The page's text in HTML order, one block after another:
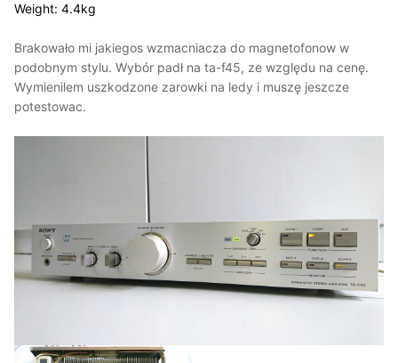
Weight: 4.4kg
Brakowało mi jakiegos wzmacniacza do magnetofonow w
podobnym stylu. Wybór padł na ta-f45, ze względu na cenę.
Wymienilem uszkodzone zarowki na ledy i muszę jeszcze
potestowac.